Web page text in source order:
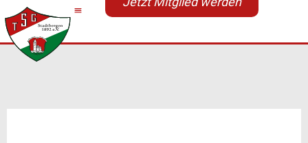
Zum
Inhalt
springen